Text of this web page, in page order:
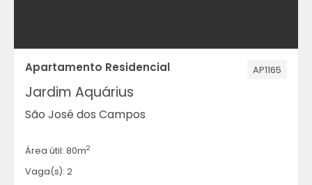
Apartamento Residencial AP1165
Jardim Aquárius
São José dos Campos
Área útil: 80m2
Vaga(s): 2